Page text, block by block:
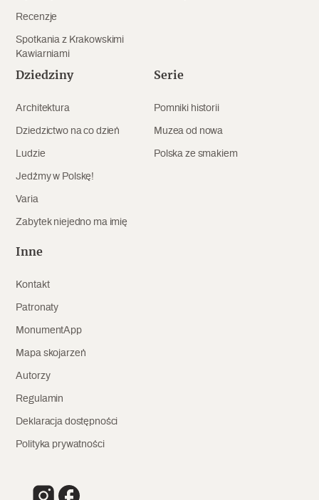
Recenzje
Spotkania z Krakowskimi
Kawiarniami
Dziedziny
Architektura
Dziedzictwo na co dzień
Ludzie
Jedźmy w Polskę!
Varia
Zabytek niejedno ma imię
Serie
Pomniki historii
Muzea od nowa
Polska ze smakiem
Inne
Kontakt
Patronaty
MonumentApp
Mapa skojarzeń
Autorzy
Regulamin
Deklaracja dostępności
Polityka prywatności